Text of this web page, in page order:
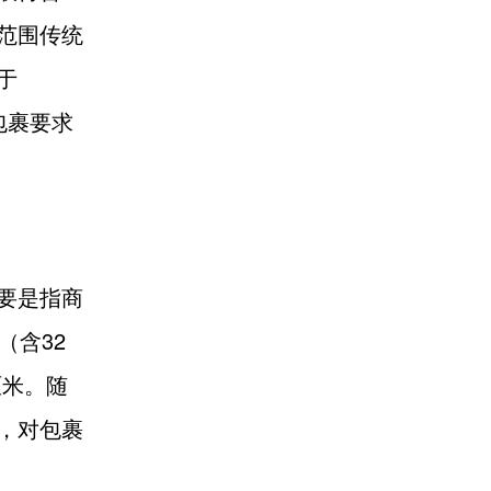
围传统
要求
是指商
含32
。随
对包裹